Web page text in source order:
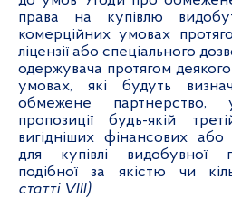
права на купівлю
комерційних умовах
ліцензії або спеціального
одержувача протягом
умовах, які будуть
обмежене партнерство,
пропозиції будь-якій
вигідніших фінансових
для купівлі видобувної
подібної за якістю чи
статті VІІІ).